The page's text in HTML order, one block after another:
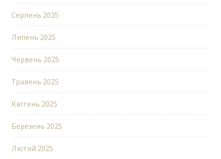
Серпень 2025
Липень 2025
Червень 2025
Травень 2025
Квітень 2025
Березень 2025
Лютий 2025